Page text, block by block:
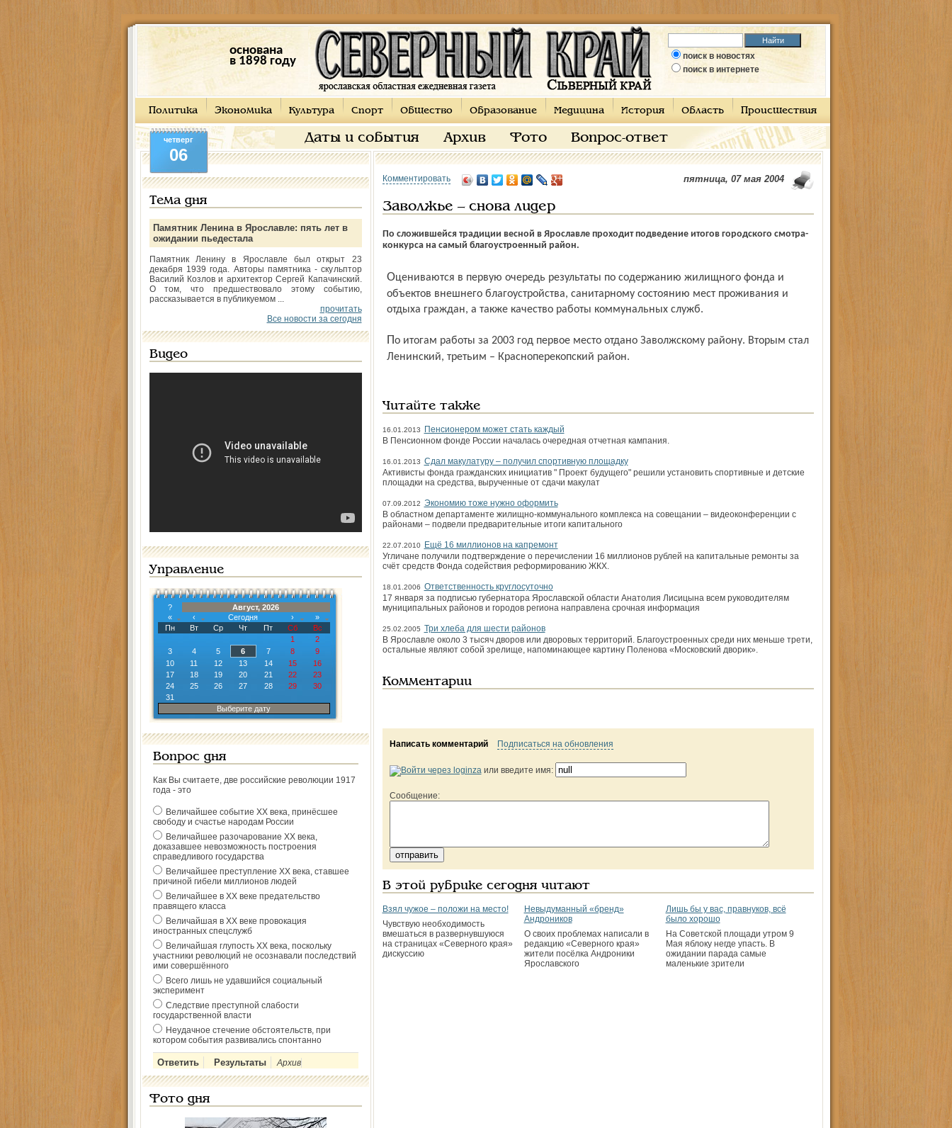
основана
в 1898 году
поиск в новостях
поиск в интернете
Политика Экономика Культура Спорт Общество Образование Медицина История Область Происшествия
Даты и события Архив Фото Вопрос-ответ
четверг
06
Тема дня
Памятник Ленина в Ярославле: пять лет в
ожидании пьедестала
Памятник Ленину в Ярославле был открыт 23
декабря 1939 года. Авторы памятника - скульптор
Василий Козлов и архитектор Сергей Капачинский.
О том, что предшествовало этому событию,
рассказывается в публикуемом ...
прочитать
Все новости за сегодня
Видео
Управление
?
Август, 2026
«
‹ Сегодня ›
»
Пн
Вт Ср Чт Пт Сб
Вс
1
2
3
4 5 6 7 8
9
10
11 12 13 14 15
16
17
18 19 20 21 22
23
24
25 26 27 28 29
30
31
Выберите дату
Вопрос дня
Как Вы считаете, две российские революции 1917
года - это
Величайшее событие ХХ века, принёсшее
свободу и счастье народам России
Величайшее разочарование ХХ века,
доказавшее невозможность построения
справедливого государства
Величайшее преступление ХХ века, ставшее
причиной гибели миллионов людей
Величайшее в ХХ веке предательство
правящего класса
Величайшая в ХХ веке провокация
иностранных спецслужб
Величайшая глупость ХХ века, поскольку
участники революций не осознавали последствий
ими совершённого
Всего лишь не удавшийся социальный
эксперимент
Следствие преступной слабости
государственной власти
Неудачное стечение обстоятельств, при
котором события развивались спонтанно
Архив
Фото дня
Комментировать пятница, 07 мая 2004
Заволжье – снова лидер
По сложившейся традиции весной в Ярославле проходит подведение итогов городского смотра-
конкурса на самый благоустроенный район.
Оцениваются в первую очередь результаты по содержанию жилищного фонда и
объектов внешнего благоустройства, санитарному состоянию мест проживания и
отдыха граждан, а также качество работы коммунальных служб.
По итогам работы за 2003 год первое место отдано Заволжскому району. Вторым стал
Ленинский, третьим – Красноперекопский район.
Читайте также
16.01.2013
Пенсионером может стать каждый
В Пенсионном фонде России началась очередная отчетная кампания.
16.01.2013 Сдал макулатуру – получил спортивную площадку
Активисты фонда гражданских инициатив " Проект будущего" решили установить спортивные и детские
площадки на средства, вырученные от сдачи макулат
07.09.2012 Экономию тоже нужно оформить
В областном департаменте жилищно-коммунального комплекса на совещании – видеоконференции с
районами – подвели предварительные итоги капитального
22.07.2010
Ещё 16 миллионов на капремонт
Угличане получили подтверждение о перечислении 16 миллионов рублей на капитальные ремонты за
счёт средств Фонда содействия реформированию ЖКХ.
18.01.2006 Ответственность круглосуточно
17 января за подписью губернатора Ярославской области Анатолия Лисицына всем руководителям
муниципальных районов и городов региона направлена срочная информация
25.02.2005 Три хлеба для шести районов
В Ярославле около 3 тысяч дворов или дворовых территорий. Благоустроенных среди них меньше трети,
остальные являют собой зрелище, напоминающее картину Поленова «Московский дворик».
Комментарии
Написать комментарий Подписаться на обновления
или введите имя:
Сообщение:
В этой рубрике сегодня читают
Взял чужое – положи на место!
Чувствую необходимость
вмешаться в развернувшуюся
на страницах «Северного края»
дискуссию
Невыдуманный «бренд»
Андроников
О своих проблемах написали в
редакцию «Северного края»
жители посёлка Андроники
Ярославского
Лишь бы у вас, правнуков, всё
было хорошо
На Советской площади утром 9
Мая яблоку негде упасть. В
ожидании парада самые
маленькие зрители